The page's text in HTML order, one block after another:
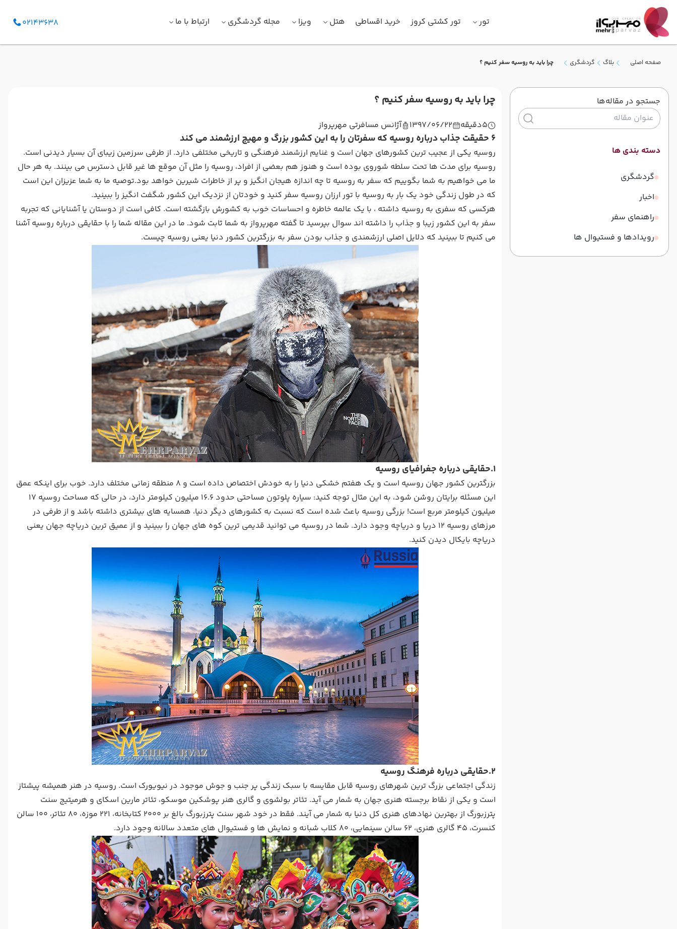
تور تور کشتی کروز خرید اقساطی هتل ویزا مجله گردشگری ارتباط با ما 02143638
صفحه اصلی بلاگ گردشگری چرا باید به روسیه سفر کنیم ؟
جستجو در مقاله‌ها
دسته بندی ها
گردشگری
اخبار
راهنمای سفر
رویدادها و فستیوال ها
چرا باید به روسیه سفر کنیم ؟
5دقیقه 1397/06/22 آژانس مسافرتی مهرپرواز
6 حقیقت جذاب درباره روسیه که سفرتان را به این کشور بزرگ و مهیج ارزشمند می کند
روسیه یکی از عجیب ترین کشورهای جهان است و غنایم ارزشمند فرهنگی و تاریخی مختلفی دارد. از طرفی سرزمین زیبای آن بسیار دیدنی است.
روسیه برای مدت ها تحت سلطه شوروی بوده است و هنوز هم بعضی از افراد، روسیه را مثل آن موقع ها غیر قابل دسترس می بینند. به هر حال
ما می خواهیم به شما بگوییم که سفر به روسیه تا چه اندازه هیجان انگیز و پر از خاطرات شیرین خواهد بود.توصیه ما به شما عزیزان این است
که در طول زندگی خود یک بار به روسیه با تور ارزان روسیه سفر کنید و خودتان از نزدیک این کشور شگفت انگیز را ببینید.
هرکسی که سفری به روسیه داشته ، با یک عالمه خاطره و احساسات خوب به کشورش بازگشته است. کافی است از دوستان یا آشنایانی که تجربه
سفر به این کشور زیبا و جذاب را داشته اند سوال بپرسید تا گفته مهرپرواز به شما ثابت شود. ما در این مقاله شما را با حقایقی درباره روسیه آشنا
می کنیم تا ببینید که دلایل اصلی ارزشمندی و جذاب بودن سفر به بزرگترین کشور دنیا یعنی روسیه چیست.
1.حقایقی درباره جغرافیای روسیه
بزرگترین کشور جهان روسیه است و یک هفتم خشکی دنیا را به خودش اختصاص داده است و 8 منطقه زمانی مختلف دارد. خوب برای اینکه عمق
این مسئله برایتان روشن شود، به این مثال توجه کنید: سیاره پلوتون مساحتی حدود 16.6 میلیون کیلومتر دارد، در حالی که مساحت روسیه 17
میلیون کیلومتر مربع است! بزرگی روسیه باعث شده است که نسبت به کشورهای دیگر دنیا، همسایه های بیشتری داشته باشد و از طرفی در
مرزهای روسیه 12 دریا و دریاچه وجود دارد. شما در روسیه می توانید قدیمی ترین کوه های جهان را ببینید و از عمیق ترین دریاچه جهان یعنی
دریاچه بایکال دیدن کنید.
2.حقایقی درباره فرهنگ روسیه
زندگی اجتماعی بزرگ ترین شهرهای روسیه قابل مقایسه با سبک زندگی پر جنب و جوش موجود در نیویورک است. روسیه در هنر همیشه پیشتاز
است و یکی از نقاط برجسته هنری جهان به شمار می آید. تئاتر بولشوی و گالری هنر پوشکین موسکو، تئاتر مارین اسکای و هرمیتیج سنت
پترزبورگ از بهترین نهادهای هنری کل دنیا به شمار می آیند. فقط در خود شهر سنت پترزبورگ بالغ بر 2000 کتابخانه، 221 موزه، 80 تئاتر، 100 سالن
کنسرت، 45 گالری هنری، 62 سالن سینمایی، 80 کلاب شبانه و نمایش ها و فستیوال های متعدد سالانه وجود دارد.